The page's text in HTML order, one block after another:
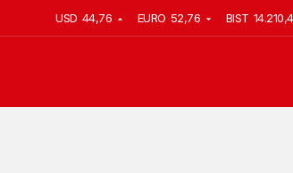
USD 44,76 EURO 52,76 BIST